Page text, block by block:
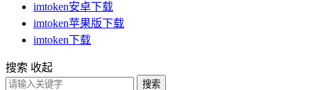
imtoken安卓下载
imtoken苹果版下载
imtoken下载
搜索 收起
搜索